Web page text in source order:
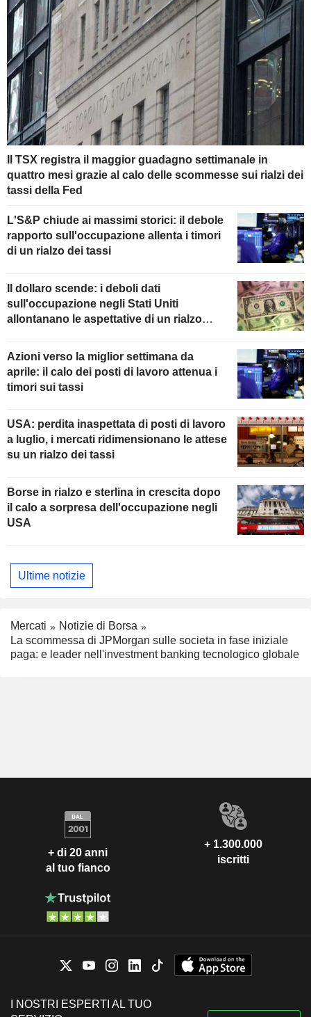
Il TSX registra il maggior guadagno settimanale in
quattro mesi grazie al calo delle scommesse sui rialzi dei
tassi della Fed
L'S&P chiude ai massimi storici: il debole
rapporto sull'occupazione allenta i timori
di un rialzo dei tassi
Il dollaro scende: i deboli dati
sull'occupazione negli Stati Uniti
allontanano le aspettative di un rialzo
Azioni verso la miglior settimana da
aprile: il calo dei posti di lavoro attenua i
timori sui tassi
USA: perdita inaspettata di posti di lavoro
a luglio, i mercati ridimensionano le attese
su un rialzo dei tassi
Borse in rialzo e sterlina in crescita dopo
il calo a sorpresa dell'occupazione negli
USA
Ultime notizie
Mercati
Notizie di Borsa
La scommessa di JPMorgan sulle societa in fase iniziale
paga: e leader nell'investment banking tecnologico globale
+ di 20 anni
al tuo fianco
+ 1.300.000
iscritti
I NOSTRI ESPERTI AL TUO